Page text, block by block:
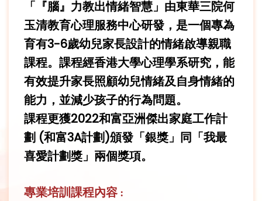
「『腦』力教出情緒智慧」由東華三院何
玉清教育心理服務中心研發，是一個專為
育有3-6歲幼兒家長設計的情緒啟導親職
課程。課程經香港大學心理學系研究，能
有效提升家長照顧幼兒情緒及自身情緒的
能力，並減少孩子的行為問題。
課程更獲2022和富亞洲傑出家庭工作計
劃 (和富3A計劃)頒發「銀獎」同「我最
喜愛計劃獎」兩個獎項。
專業培訓課程內容 ︰